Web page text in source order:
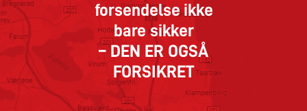
forsendelse ikke
bare sikker
– DEN ER OGSÅ
FORSIKRET